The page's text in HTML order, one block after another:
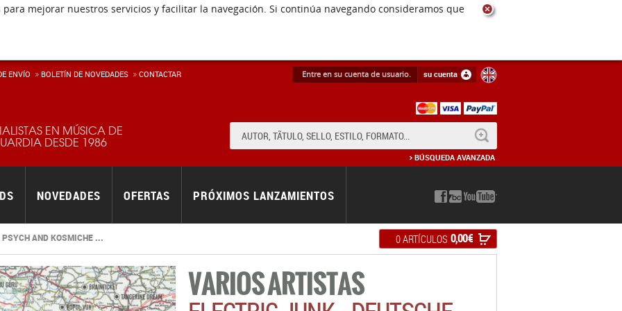
EN MÚSICA DE
DESDE 1986
Entre en su cuenta de usuario. su cuenta
NOVEDADES PRÓXIMOS LANZAMIENTOS
ENVÍ­O BOLETÍN DE NOVEDADES CONTACTAR
VARIOS ARTISTAS
ELECTRIC JUNK - DEUTSCHE
ROCK, PSYCH AND KOSMICHE
1970-1978